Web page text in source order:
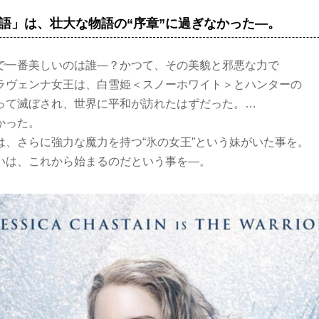
」は、壮大な物語の“序章”に過ぎなかった―。
一番美しいのは誰―？かつて、その美貌と邪悪な力で
ヴェンナ女王は、白雪姫＜スノーホワイト＞とハンターの
て滅ぼされ、世界に平和が訪れたはずだった。…
た。
さらに強力な魔力を持つ“氷の女王”という妹がいた事を。
は、これから始まるのだという事を―。